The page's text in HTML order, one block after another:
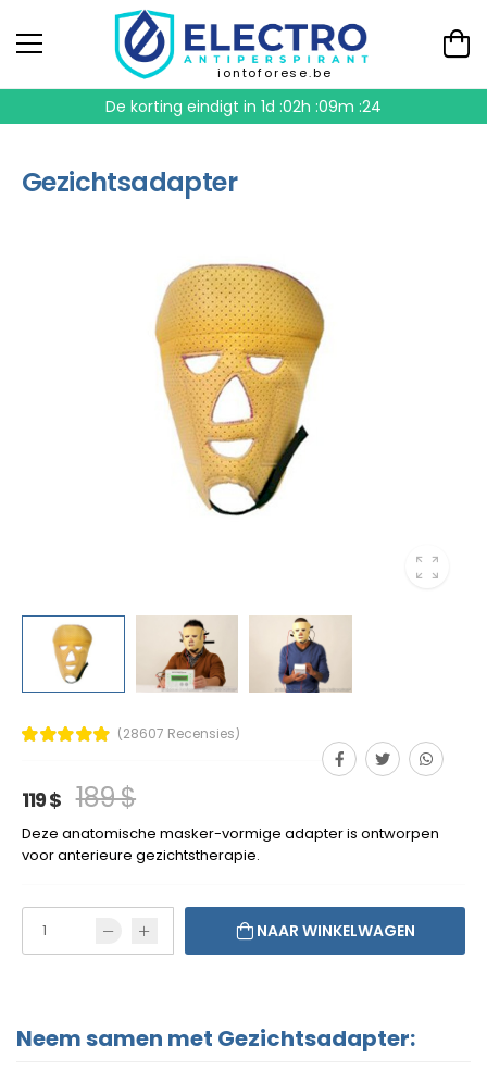
iontoforese.be
De korting eindigt in 1d :02h :09m :24
Gezichtsadapter
(28607 Recensies)
119 $ 189 $
Deze anatomische masker-vormige adapter is ontworpen
voor anterieure gezichtstherapie.
NAAR WINKELWAGEN
Neem samen met Gezichtsadapter: